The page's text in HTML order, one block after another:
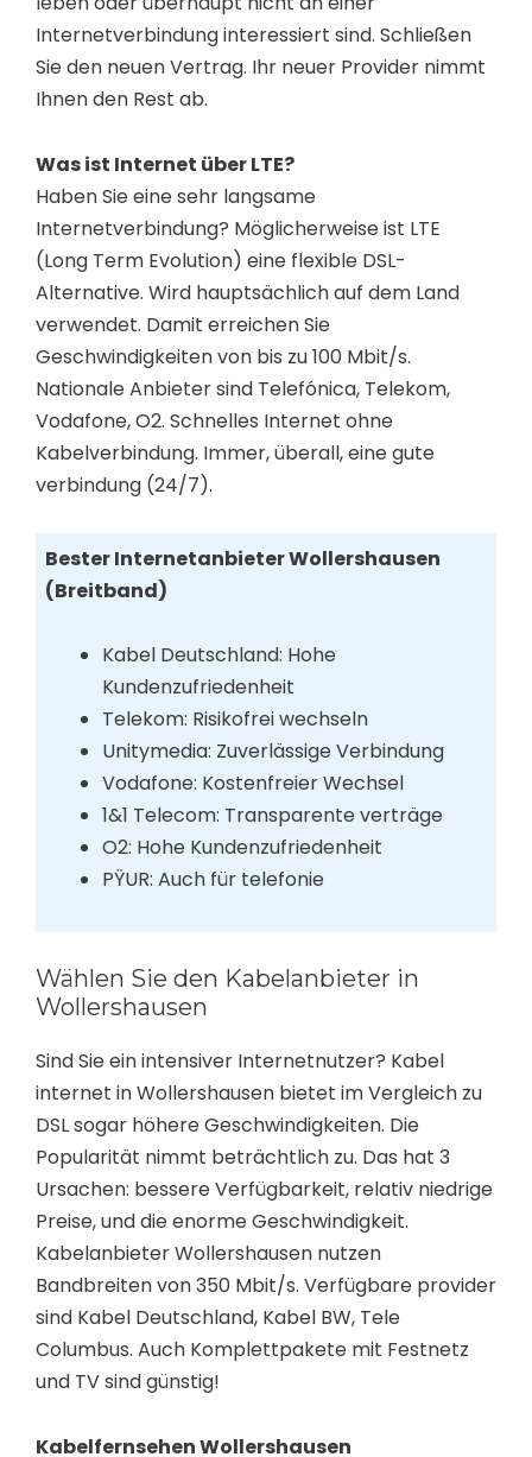
Internetverbindung interessiert sind. Schließen
Sie den neuen Vertrag. Ihr neuer Provider nimmt
Ihnen den Rest ab.
Was ist Internet über LTE?
Haben Sie eine sehr langsame
Internetverbindung? Möglicherweise ist LTE
(Long Term Evolution) eine flexible DSL-
Alternative. Wird hauptsächlich auf dem Land
verwendet. Damit erreichen Sie
Geschwindigkeiten von bis zu 100 Mbit/s.
Nationale Anbieter sind Telefónica, Telekom,
Vodafone, O2. Schnelles Internet ohne
Kabelverbindung. Immer, überall, eine gute
verbindung (24/7).
Bester Internetanbieter Wollershausen
(Breitband)
Kabel Deutschland: Hohe
Kundenzufriedenheit
Telekom: Risikofrei wechseln
Unitymedia: Zuverlässige Verbindung
Vodafone: Kostenfreier Wechsel
1&1 Telecom: Transparente verträge
O2: Hohe Kundenzufriedenheit
PŸUR: Auch für telefonie
Wählen Sie den Kabelanbieter in
Wollershausen
Sind Sie ein intensiver Internetnutzer? Kabel
internet in Wollershausen bietet im Vergleich zu
DSL sogar höhere Geschwindigkeiten. Die
Popularität nimmt beträchtlich zu. Das hat 3
Ursachen: bessere Verfügbarkeit, relativ niedrige
Preise, und die enorme Geschwindigkeit.
Kabelanbieter Wollershausen nutzen
Bandbreiten von 350 Mbit/s. Verfügbare provider
sind Kabel Deutschland, Kabel BW, Tele
Columbus. Auch Komplettpakete mit Festnetz
und TV sind günstig!
Kabelfernsehen Wollershausen